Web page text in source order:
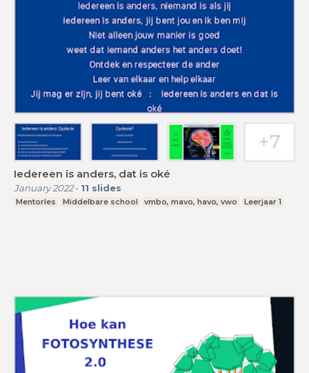
Iedereen is anders, dat is oké
January 2022- 11 slides
Mentorles Middelbare school vmbo, mavo, havo, vwo Leerjaar 1